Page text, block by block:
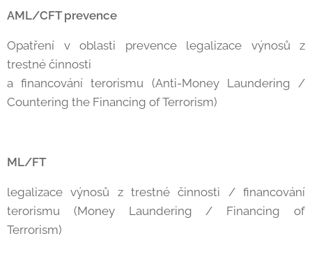
AML/CFT prevence
Opatření v oblasti prevence legalizace výnosů z
trestné činnosti
a financování terorismu (Anti-Money Laundering /
Countering the Financing of Terrorism)
ML/FT
legalizace výnosů z trestné činnosti / financování
terorismu (Money Laundering / Financing of
Terrorism)